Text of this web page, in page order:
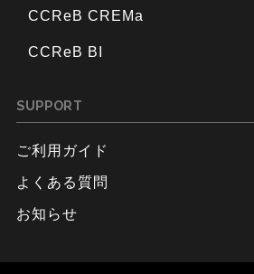
CCReB CREMa
CCReB BI
SUPPORT
ご利用ガイド
よくある質問
お知らせ